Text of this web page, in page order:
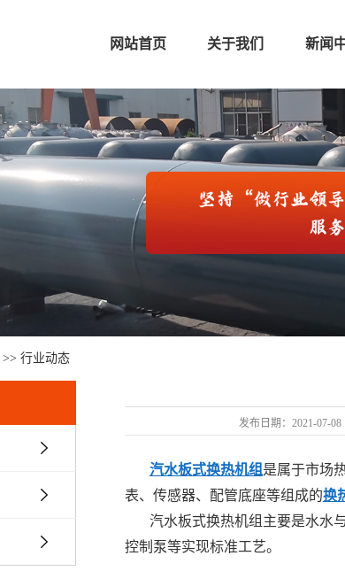
网站首页 关于我们 新闻
>> 行业动态
发布日期： 2021-07-08
汽水板式换热机组 是属于市场
表、传感器、配管底座等组成的换
汽水板式换热机组主要是水水
控制泵等实现标准工艺。